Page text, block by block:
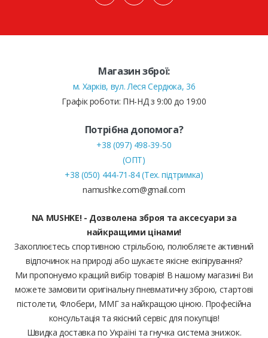
Магазин зброї:
м. Харків, вул. Леся Сердюка, 36
Графік роботи: ПН-НД з 9:00 до 19:00
Потрібна допомога?
+38 (097) 498-39-50
(ОПТ)
+38 (050) 444-71-84 (Тех. підтримка)
namushke.com@gmail.com
NA MUSHKE! - Дозволена зброя та аксесуари за
найкращими цінами!
Захоплюєтесь спортивною стрільбою, полюбляєте активний
відпочинок на природі або шукаєте якісне екіпірування?
Ми пропонуємо кращий вибір товарів! В нашому магазині Ви
можете замовити оригінальну пневматичну зброю, стартові
пістолети, Флобери, ММГ за найкращою ціною. Професійна
консультація та якісний сервіс для покупців!
Швидка доставка по Україні та гнучка система знижок.